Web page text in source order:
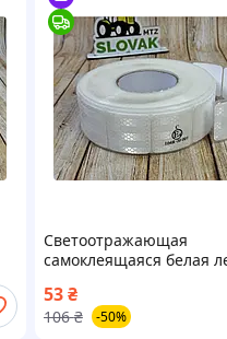
Светоотражающая
самоклеящаяся белая
повышения
дороге
53₴
106 ₴ -50%